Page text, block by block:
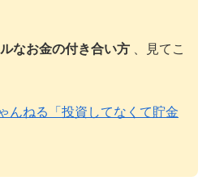
なお金の付き合い方 、見てこ
んねる「投資してなくて貯金